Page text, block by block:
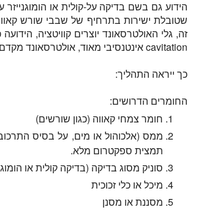
הידוע גם בשם בדיקה על-קולית או
שטובלת ישירות בתרחיף של שבבי שורש
זה, גלי האולטרסאונד יוצרים קוויטציה,
cavitation אינטנסיבי מאוד, אולטרסאונד מקדם מיצוי יעיל מאוד.
כך ייראה התהליך:
החומרים הדרושים:
חומר צמחי קאווה (כגון שורשים)
תמצית ספקטרום מלא.
סוניק מסוג בדיקה (בדיקה קולית או
מיכל או כלי זכוכית
מסננת או מסנן